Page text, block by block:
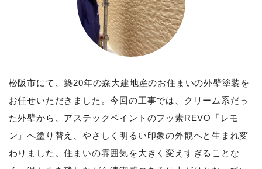
松阪市にて、築20年の森大建地産のお住まいの外壁塗装を
お任せいただきました。今回の工事では、クリーム系だっ
た外壁から、アステックペイントのフッ素REVO「レモ
ン」へ塗り替え、やさしく明るい印象の外観へと生まれ変
わりました。住まいの雰囲気を大きく変えすぎることな